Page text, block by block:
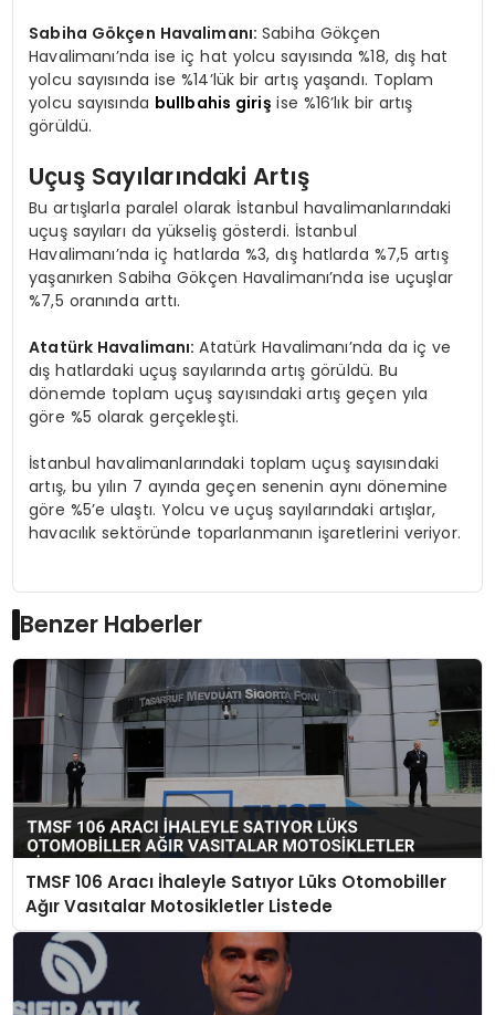
Sabiha Gökçen Havalimanı: Sabiha Gökçen
Havalimanı’nda ise iç hat yolcu sayısında %18, dış hat
yolcu sayısında ise %14’lük bir artış yaşandı. Toplam
yolcu sayısında bullbahis giriş ise %16’lık bir artış
görüldü.
Uçuş Sayılarındaki Artış
Bu artışlarla paralel olarak İstanbul havalimanlarındaki
uçuş sayıları da yükseliş gösterdi. İstanbul
Havalimanı’nda iç hatlarda %3, dış hatlarda %7,5 artış
yaşanırken Sabiha Gökçen Havalimanı’nda ise uçuşlar
%7,5 oranında arttı.
Atatürk Havalimanı:Atatürk Havalimanı’nda da iç ve
dış hatlardaki uçuş sayılarında artış görüldü. Bu
dönemde toplam uçuş sayısındaki artış geçen yıla
göre %5 olarak gerçekleşti.
İstanbul havalimanlarındaki toplam uçuş sayısındaki
artış, bu yılın 7 ayında geçen senenin aynı dönemine
göre %5’e ulaştı. Yolcu ve uçuş sayılarındaki artışlar,
havacılık sektöründe toparlanmanın işaretlerini veriyor.
Benzer Haberler
TMSF 106 Aracı İhaleyle Satıyor Lüks Otomobiller
Ağır Vasıtalar Motosikletler Listede